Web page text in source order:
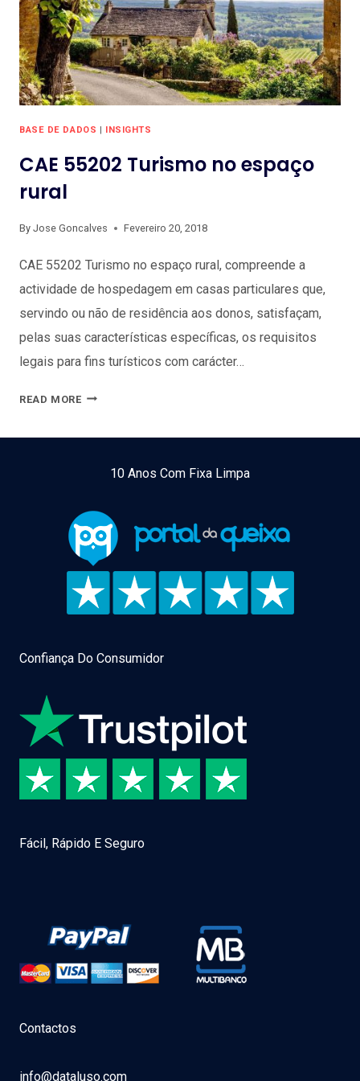
BASE DE DADOS | INSIGHTS
CAE 55202 Turismo no espaço
rural
By Jose Goncalves Fevereiro 20, 2018
CAE 55202 Turismo no espaço rural, compreende a
actividade de hospedagem em casas particulares que,
servindo ou não de residência aos donos, satisfaçam,
pelas suas características específicas, os requisitos
legais para fins turísticos com carácter…
READ MORECAE
RURAL
10 Anos Com Fixa Limpa
Confiança Do Consumidor
Fácil, Rápido E Seguro
Contactos
info@dataluso.com